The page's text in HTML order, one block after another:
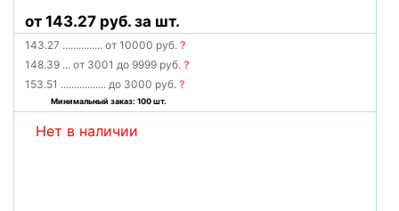
от 143.27 руб. за шт.
143.27 ............... от 10000 руб.?
148.39 ... от 3001 до 9999 руб.?
153.51 ................. до 3000 руб.?
Минимальный заказ: 100 шт.
Нет в наличии